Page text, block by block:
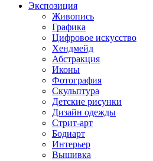
Экспозиция
Живопись
Графика
Цифровое искусство
Хендмейд
Абстракция
Иконы
Фотография
Скульптура
Детские рисунки
Дизайн одежды
Стрит-арт
Бодиарт
Интерьер
Вышивка